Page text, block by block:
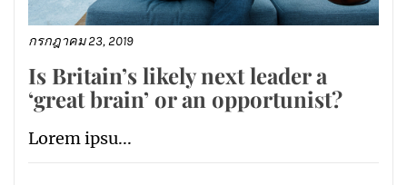
กรกฎาคม 23, 2019
Is Britain’s likely next leader a
‘great brain’ or an opportunist?
Lorem ipsu...